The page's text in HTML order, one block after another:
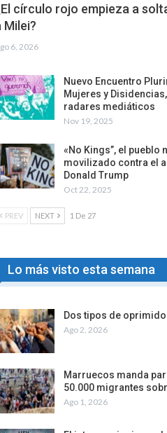
círculo rojo empieza a
Milei?
6, 2026
Nuevo Encuentro
Mujeres y
radares mediáticos
Nov 19, 2025
«No Kings”, el pueblo
movilizado contra el
Donald Trump
Oct 22, 2025
PREV NEXT 1 De 27
Lo más visto esta semana
Dos tipos de
Ago 2, 2026
Marruecos manda
50.000 migrantes
Ago 1, 2026